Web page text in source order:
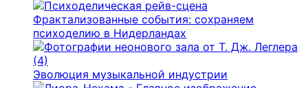
Фрактализованные события: сохраняем
психоделию в Нидерландах
Эволюция музыкальной индустрии